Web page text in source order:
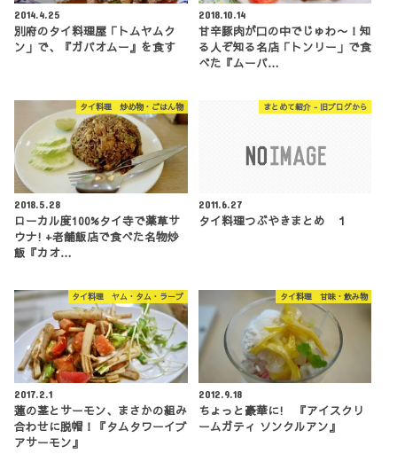
2014.4.25
別府のタイ料理屋「トムヤムク
ン」で、『ガパオムー』を食す
2018.10.14
甘辛豚肉が口の中でじゅわ〜！知
る人ぞ知る名店「トンリー」で食
べた『ムーパ…
タイ料理 炒め物・ごはん物
2018.5.28
ローカル度100%タイ寺で薬草サ
ウナ! +老舗飯店で食べた名物炒
飯『カオ…
まとめて紹介 - 旧ブログから
2011.6.27
タイ料理つぶやきまとめ １
タイ料理 ヤム・タム・ラープ
2017.2.1
蓮の茎とサーモン、まさかの組み
合わせに脱帽！『タムタワーイブ
アサーモン』
タイ料理 甘味・飲み物
2012.9.18
ちょっと豪華に! 『アイスクリ
ームガティ ソンクルアン』